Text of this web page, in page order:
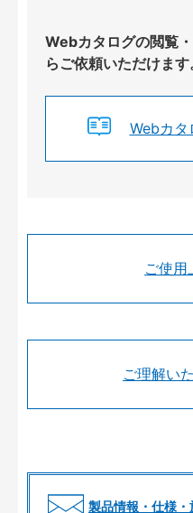
Webカタログの閲覧
らご依頼いただけます
Webカタ
ご使用
ご理解い
製品情報・仕様・